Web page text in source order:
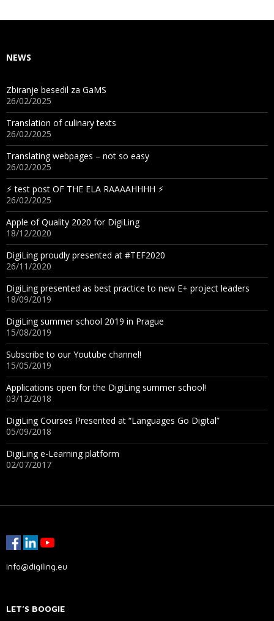
NEWS
Zbiranje besedil za GaMS
26/02/2025
Translation of culinary texts
26/02/2025
Translating webpages – not so easy
26/02/2025
⚡︎ test post OF THE ELA RAAAAHHHH ⚡︎
26/02/2025
Apple of Quality 2020 for DigiLing
18/12/2020
DigiLing proudly presented at #TEF2020
26/11/2020
DigiLing presented as best practice to new E+ project leaders
18/09/2019
DigiLing summer school 2019 in Prague
15/08/2019
Subscribe to our Youtube channel!
15/05/2019
Applications open for the DigiLing summer school!
03/12/2018
DigiLing Courses Presented at “Languages Go Digital”
05/09/2018
DigiLing e-Learning platform
02/07/2017
info@digiling.eu
LET’S BOOGIE